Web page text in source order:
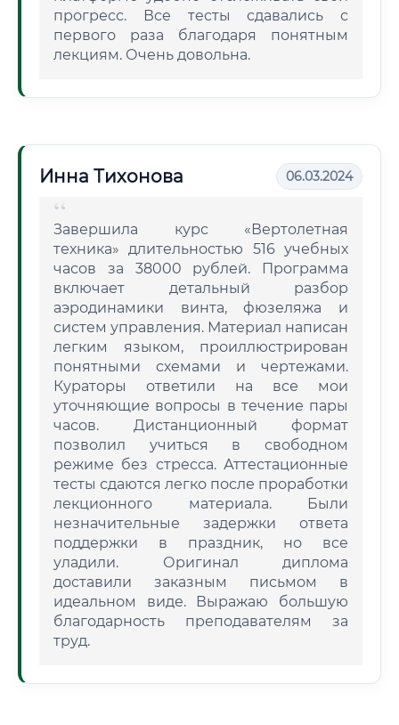
прогресс. Все тесты сдавались с
первого раза благодаря понятным
лекциям. Очень довольна.
Инна Тихонова 06.03.2024
Завершила курс «Вертолетная
техника» длительностью 516 учебных
часов за 38000 рублей. Программа
включает детальный разбор
аэродинамики винта, фюзеляжа и
систем управления. Материал написан
легким языком, проиллюстрирован
понятными схемами и чертежами.
Кураторы ответили на все мои
уточняющие вопросы в течение пары
часов. Дистанционный формат
позволил учиться в свободном
режиме без стресса. Аттестационные
тесты сдаются легко после проработки
лекционного материала. Были
незначительные задержки ответа
поддержки в праздник, но все
уладили. Оригинал диплома
доставили заказным письмом в
идеальном виде. Выражаю большую
благодарность преподавателям за
труд.